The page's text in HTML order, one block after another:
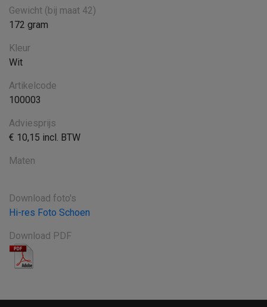
Gewicht (bij maat 42)
172 gram
Kleur
Wit
Artikelcode
100003
Adviesprijs
€ 10,15 incl. BTW
Maten
Download foto's
Hi-res Foto Schoen
Download PDF